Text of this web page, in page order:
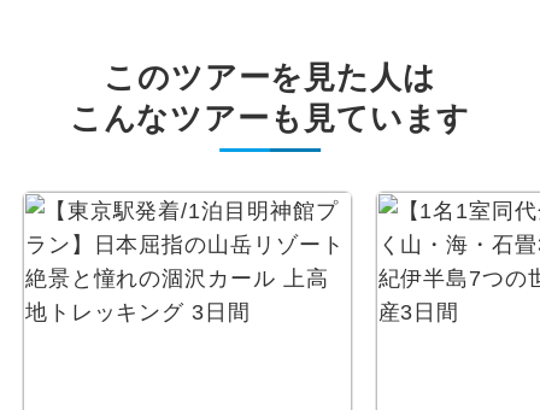
このツアーを見た人は
こんなツアーも見ています